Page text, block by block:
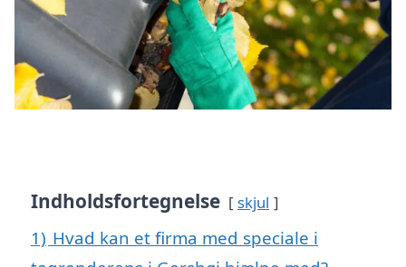
Indholdsfortegnelse skjul
1) Hvad kan et firma med speciale i